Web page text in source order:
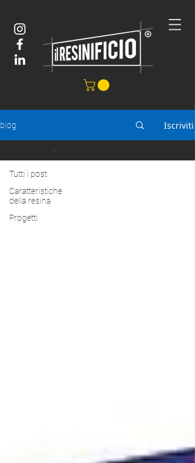
blog Iscriviti
Tutti i post
Caratteristiche
della resina
Progetti